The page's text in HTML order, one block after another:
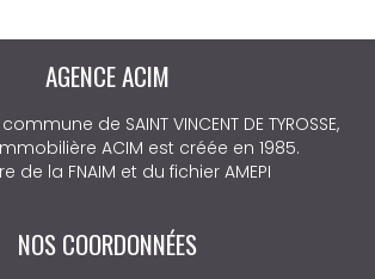
AGENCE ACIM
de SAINT VINCENT DE TYROSSE,
ACIM est créée en 1985.
de la FNAIM et du fichier AMEPI
NOS COORDONNÉES